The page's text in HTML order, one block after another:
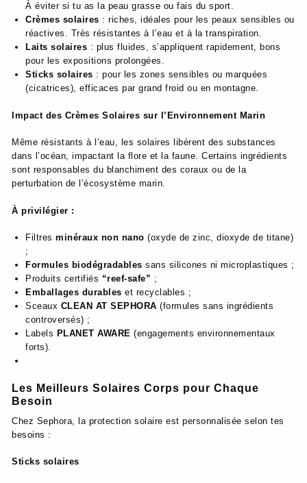
À éviter si tu as la peau grasse ou fais du sport.
Crèmes solaires : riches, idéales pour les peaux sensibles ou
réactives. Très résistantes à l’eau et à la transpiration.
Laits solaires : plus fluides, s’appliquent rapidement, bons
pour les expositions prolongées.
Sticks solaires : pour les zones sensibles ou marquées
(cicatrices), efficaces par grand froid ou en montagne.
Impact des Crèmes Solaires sur l’Environnement Marin
Même résistants à l’eau, les solaires libèrent des substances
dans l’océan, impactant la flore et la faune. Certains ingrédients
sont responsables du blanchiment des coraux ou de la
perturbation de l’écosystème marin.
À privilégier :
Filtres minéraux non nano (oxyde de zinc, dioxyde de titane)
;
Formules biodégradables sans silicones ni microplastiques ;
Produits certifiés “reef-safe” ;
Emballages durables et recyclables ;
Sceaux CLEAN AT SEPHORA (formules sans ingrédients
controversés) ;
Labels PLANET AWARE (engagements environnementaux
forts).
Les Meilleurs Solaires Corps pour Chaque
Besoin
Chez Sephora, la protection solaire est personnalisée selon tes
besoins :
Sticks solaires